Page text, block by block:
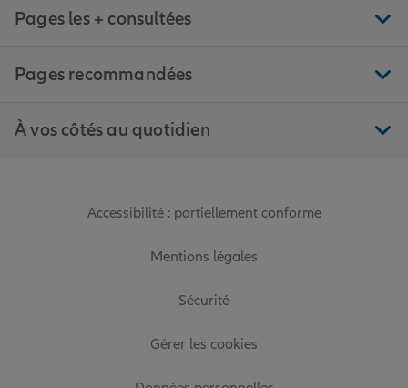
Pages les + consultées
Pages recommandées
À vos côtés au quotidien
Accessibilité : partiellement conforme
Mentions légales
Sécurité
Gérer les cookies